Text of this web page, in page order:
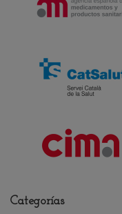
Categorías